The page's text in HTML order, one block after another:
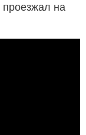
проезжал на